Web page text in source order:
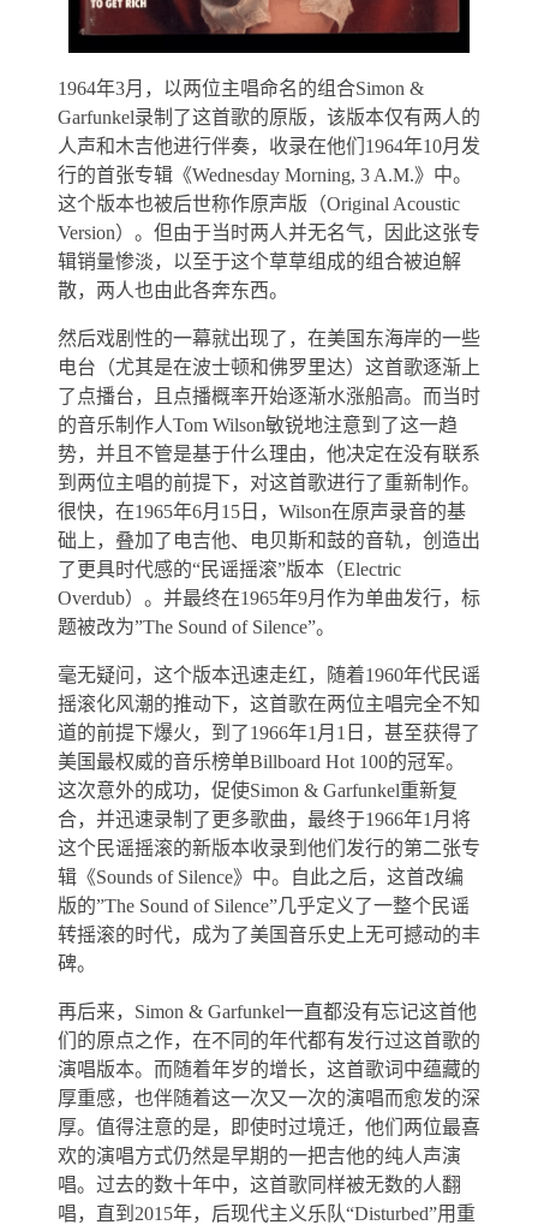
1964年3月，以两位主唱命名的组合Simon &
Garfunkel录制了这首歌的原版，该版本仅有两人的
人声和木吉他进行伴奏，收录在他们1964年10月发
行的首张专辑《Wednesday Morning, 3 A.M.》中。
这个版本也被后世称作原声版（Original Acoustic
Version）。但由于当时两人并无名气，因此这张专
辑销量惨淡，以至于这个草草组成的组合被迫解
散，两人也由此各奔东西。
然后戏剧性的一幕就出现了，在美国东海岸的一些
电台（尤其是在波士顿和佛罗里达）这首歌逐渐上
了点播台，且点播概率开始逐渐水涨船高。而当时
的音乐制作人Tom Wilson敏锐地注意到了这一趋
势，并且不管是基于什么理由，他决定在没有联系
到两位主唱的前提下，对这首歌进行了重新制作。
很快，在1965年6月15日，Wilson在原声录音的基
础上，叠加了电吉他、电贝斯和鼓的音轨，创造出
了更具时代感的“民谣摇滚”版本（Electric
Overdub）。并最终在1965年9月作为单曲发行，标
题被改为”The Sound of Silence”。
毫无疑问，这个版本迅速走红，随着1960年代民谣
摇滚化风潮的推动下，这首歌在两位主唱完全不知
道的前提下爆火，到了1966年1月1日，甚至获得了
美国最权威的音乐榜单Billboard Hot 100的冠军。
这次意外的成功，促使Simon & Garfunkel重新复
合，并迅速录制了更多歌曲，最终于1966年1月将
这个民谣摇滚的新版本收录到他们发行的第二张专
辑《Sounds of Silence》中。自此之后，这首改编
版的”The Sound of Silence”几乎定义了一整个民谣
转摇滚的时代，成为了美国音乐史上无可撼动的丰
碑。
再后来，Simon & Garfunkel一直都没有忘记这首他
们的原点之作，在不同的年代都有发行过这首歌的
演唱版本。而随着年岁的增长，这首歌词中蕴藏的
厚重感，也伴随着这一次又一次的演唱而愈发的深
厚。值得注意的是，即使时过境迁，他们两位最喜
欢的演唱方式仍然是早期的一把吉他的纯人声演
唱。过去的数十年中，这首歌同样被无数的人翻
唱，直到2015年，后现代主义乐队“Disturbed”用重